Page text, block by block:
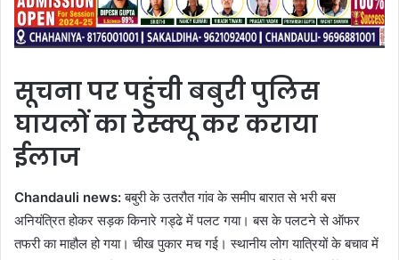
सूचना पर पहुंची बबुरी पुलिस
घायलों का रेस्क्यू कर कराया
ईलाज
Chandauli news:बबुरी के उतरौत गांव के समीप बारात से भरी बस
अनियंत्रित होकर सड़क किनारे गड्ढे में पलट गया। बस के पलटने से ऑफर
तफरी का माहौल हो गया। चीख पुकार मच गई। स्थानीय लोग यात्रियों के बचाव में